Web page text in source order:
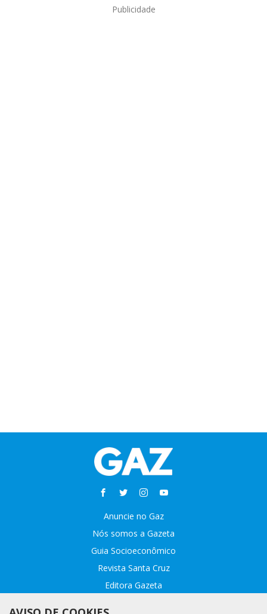
Publicidade
Anuncie no Gaz
Nós somos a Gazeta
Guia Socioeconômico
Revista Santa Cruz
Editora Gazeta